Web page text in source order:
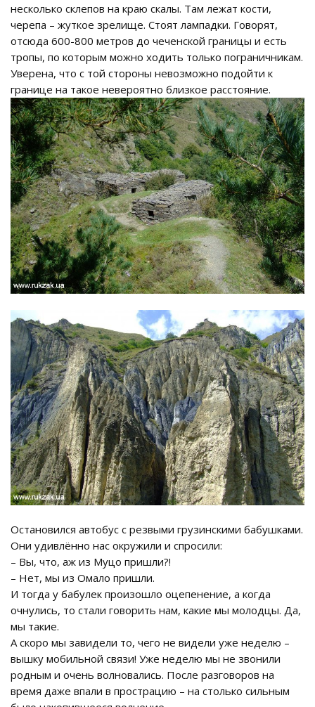
несколько склепов на краю скалы. Там лежат кости,
черепа – жуткое зрелище. Стоят лампадки. Говорят,
отсюда 600-800 метров до чеченской границы и есть
тропы, по которым можно ходить только пограничникам.
Уверена, что с той стороны невозможно подойти к
границе на такое невероятно близкое расстояние.
Остановился автобус с резвыми грузинскими бабушками.
Они удивлённо нас окружили и спросили:
– Вы, что, аж из Муцо пришли?!
– Нет, мы из Омало пришли.
И тогда у бабулек произошло оцепенение, а когда
очнулись, то стали говорить нам, какие мы молодцы. Да,
мы такие.
А скоро мы завидели то, чего не видели уже неделю –
вышку мобильной связи! Уже неделю мы не звонили
родным и очень волновались. После разговоров на
время даже впали в прострацию – на столько сильным